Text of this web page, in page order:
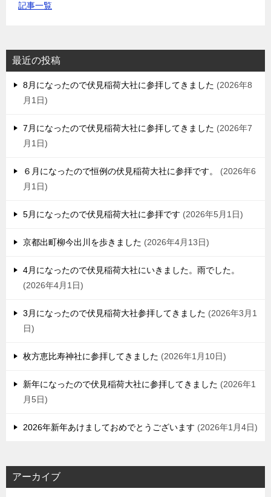
記事一覧
最近の投稿
8月になったので伏見稲荷大社に参拝してきました
2026年8
月1日
7月になったので伏見稲荷大社に参拝してきました
2026年7
月1日
６月になったので恒例の伏見稲荷大社に参拝です。
2026年6
月1日
5月になったので伏見稲荷大社に参拝です 2026年5月1日
京都出町柳今出川を歩きました 2026年4月13日
4月になったので伏見稲荷大社にいきました。雨でした。
2026年4月1日
3月になったので伏見稲荷大社参拝してきました
2026年3月1
日
枚方恵比寿神社に参拝してきました 2026年1月10日
新年になったので伏見稲荷大社に参拝してきました
2026年1
月5日
2026年新年あけましておめでとうございます 2026年1月4日
アーカイブ